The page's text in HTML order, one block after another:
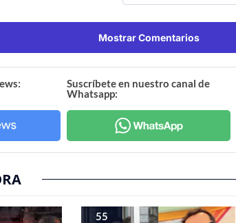
Mostrar Comentarios
Suscríbete en nuestro canal de
Whatsapp:
55